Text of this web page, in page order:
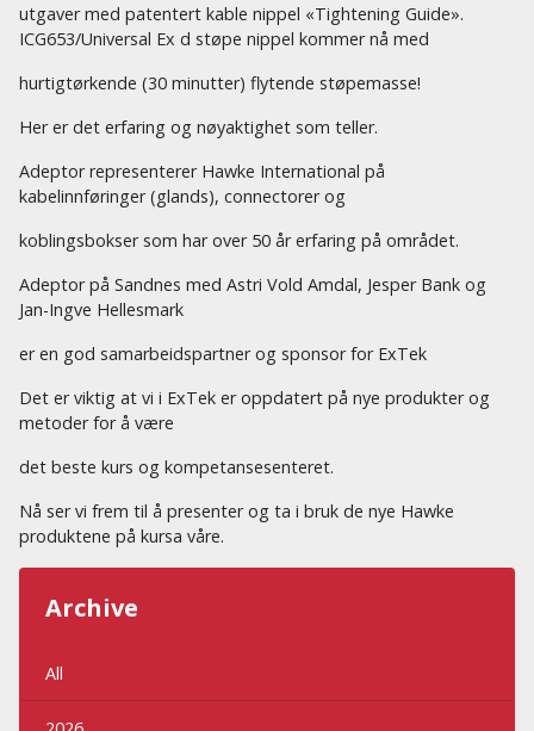
utgaver med patentert kable nippel «Tightening Guide».
ICG653/Universal Ex d støpe nippel kommer nå med
hurtigtørkende (30 minutter) flytende støpemasse!
Her er det erfaring og nøyaktighet som teller.
Adeptor representerer Hawke International på
kabelinnføringer (glands), connectorer og
koblingsbokser som har over 50 år erfaring på området.
Adeptor på Sandnes med Astri Vold Amdal, Jesper Bank og
Jan-Ingve Hellesmark
er en god samarbeidspartner og sponsor for ExTek
Det er viktig at vi i ExTek er oppdatert på nye produkter og
metoder for å være
det beste kurs og kompetansesenteret.
Nå ser vi frem til å presenter og ta i bruk de nye Hawke
produktene på kursa våre.
Archive
All